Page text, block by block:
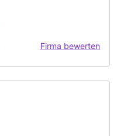
Firma bewerten